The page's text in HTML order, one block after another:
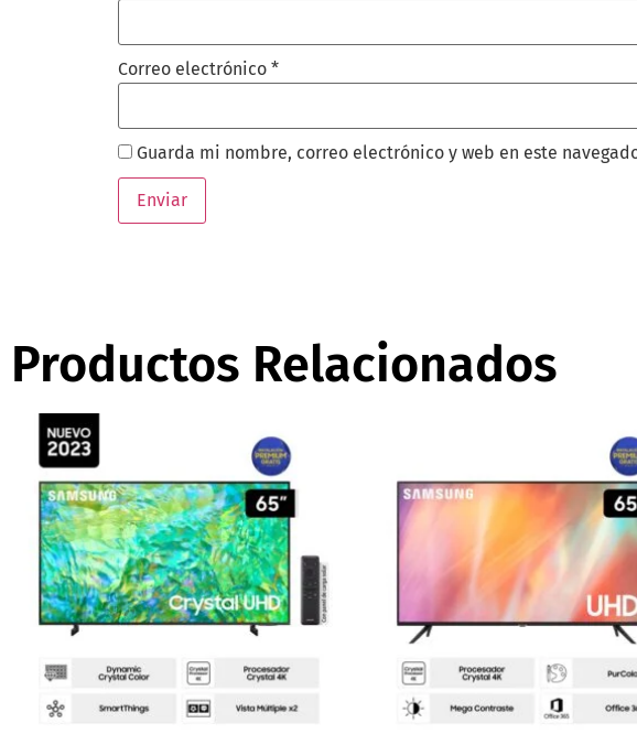
Correo electrónico *
Guarda mi nombre, correo electrónico y web en este
Productos Relacionados